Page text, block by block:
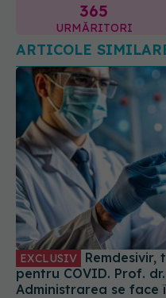
365
URMĂRITORI
ARTICOLE
EXCLUSIV
pentru COVID. Prof.
Administrarea se face